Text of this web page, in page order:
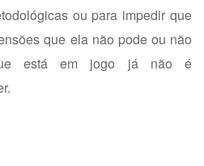
ou para impedir que
que ela não pode ou não
está em jogo já não é